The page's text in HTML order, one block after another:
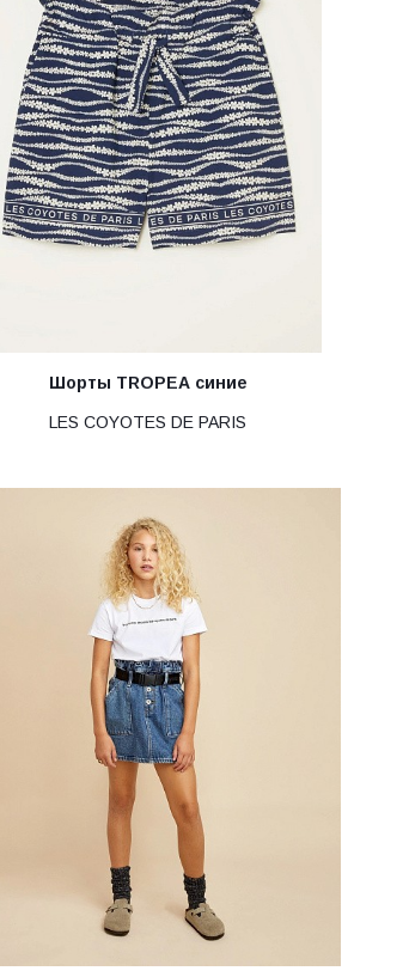
Шорты TROPEA синие
LES COYOTES DE PARIS